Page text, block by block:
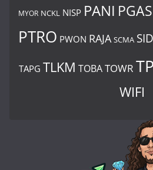
MYOR NCKL NISP PANI PGAS
PTRO PWON RAJA SCMA
TAPG TLKM TOBATOWR
WIFI